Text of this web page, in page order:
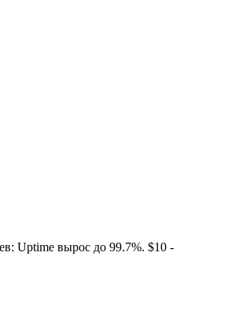
Uptime вырос до 99.7%. $10 -